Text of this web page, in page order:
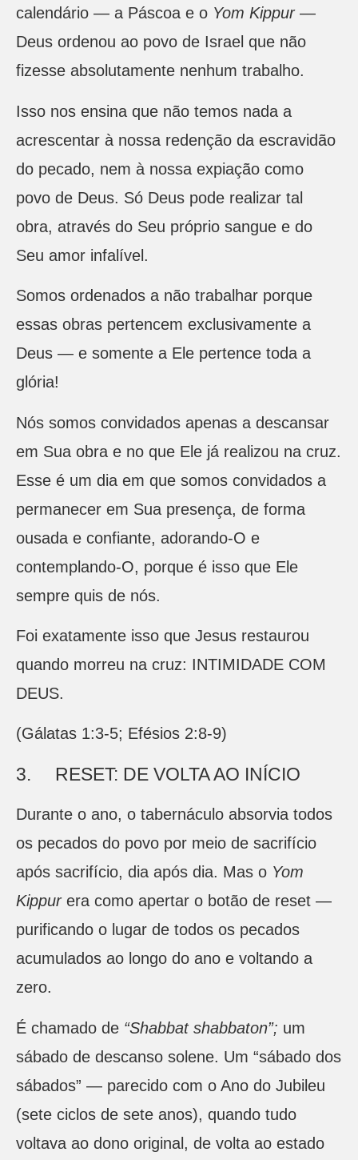
calendário — a Páscoa e o Yom Kippur—
Deus ordenou ao povo de Israel que não
fizesse absolutamente nenhum trabalho.
Isso nos ensina que não temos nada a
acrescentar à nossa redenção da escravidão
do pecado, nem à nossa expiação como
povo de Deus. Só Deus pode realizar tal
obra, através do Seu próprio sangue e do
Seu amor infalível.
Somos ordenados a não trabalhar porque
essas obras pertencem exclusivamente a
Deus — e somente a Ele pertence toda a
glória!
Nós somos convidados apenas a descansar
em Sua obra e no que Ele já realizou na cruz.
Esse é um dia em que somos convidados a
permanecer em Sua presença, de forma
ousada e confiante, adorando-O e
contemplando-O, porque é isso que Ele
sempre quis de nós.
Foi exatamente isso que Jesus restaurou
quando morreu na cruz: INTIMIDADE COM
DEUS.
(Gálatas 1:3-5; Efésios 2:8-9)
3. RESET: DE VOLTA AO INÍCIO
Durante o ano, o tabernáculo absorvia todos
os pecados do povo por meio de sacrifício
após sacrifício, dia após dia. Mas o Yom
Kippurera como apertar o botão de reset —
purificando o lugar de todos os pecados
acumulados ao longo do ano e voltando a
zero.
É chamado de “Shabbat shabbaton”; um
sábado de descanso solene. Um “sábado dos
sábados” — parecido com o Ano do Jubileu
(sete ciclos de sete anos), quando tudo
voltava ao dono original, de volta ao estado